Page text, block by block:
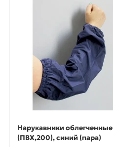
Нарукавники облегченные
(ПВХ,200), синий (пара)